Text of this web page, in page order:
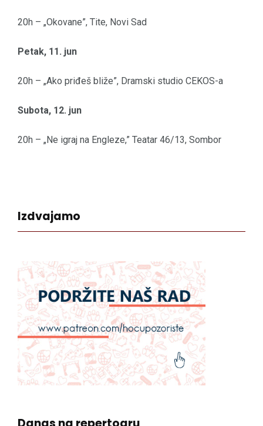
20h – „Okovane”, Tite, Novi Sad
Petak, 11. jun
20h – „Ako priđeš bliže”, Dramski studio CEKOS-a
Subota, 12. jun
20h – „Ne igraj na Engleze,” Teatar 46/13, Sombor
Izdvajamo